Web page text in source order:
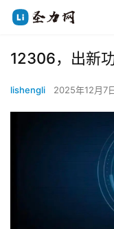
12306，出新功
lishengli 2025年12月7